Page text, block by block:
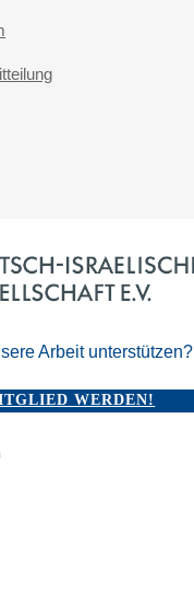
Arbeit unterstützen?
WERDEN!